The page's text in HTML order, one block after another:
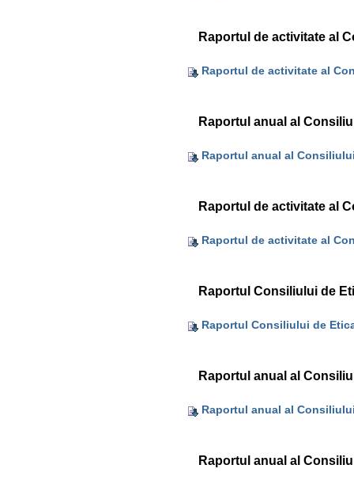
Raportul de activitate al
Raportul de activitate al
Raportul anual al
Raportul anual al
Raportul de activitate al
Raportul de activitate al
Raportul Consiliului de
Raportul Consiliului de
Raportul anual al
Raportul anual al
Raportul anual al